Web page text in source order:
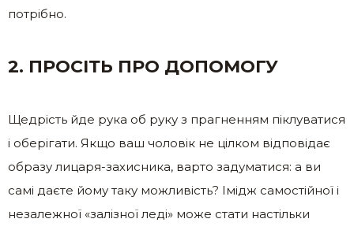
потрібно.
2. ПРОСІТЬ ПРО ДОПОМОГУ
Щедрість йде рука об руку з прагненням піклуватися
і оберігати. Якщо ваш чоловік не цілком відповідає
образу лицаря-захисника, варто задуматися: а ви
самі даєте йому таку можливість? Імідж самостійної і
незалежної «залізної леді» може стати настільки